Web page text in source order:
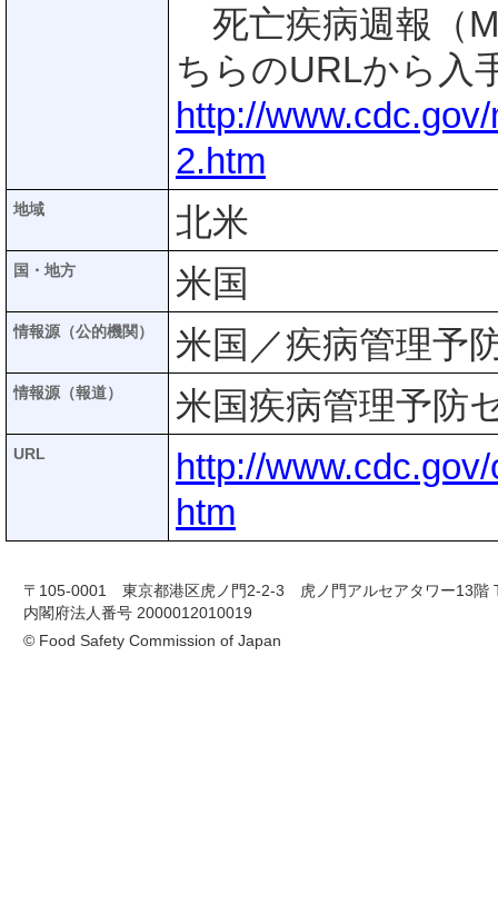
死亡疾病週報（
ちらのURLから入
http://
2.htm
地域 北米
国・地方 米国
情報源（公的機関） 米国／疾病管理予
情報源（報道） 米国疾病管理予防
URL
http://
htm
〒105-0001 東京都港区虎ノ門2-2-3 虎ノ門アルセアタワー13階
内閣府法人番号 2000012010019
© Food Safety Commission of Japan